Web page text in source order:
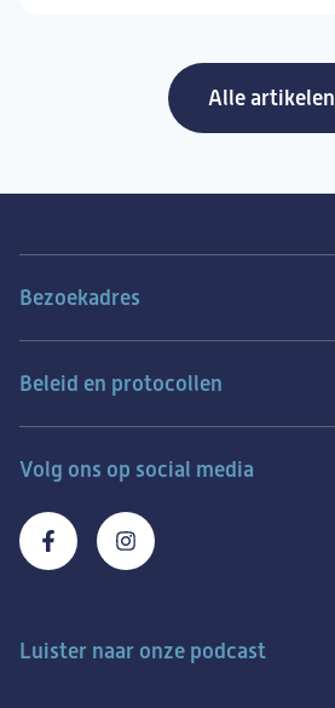
Alle artikelen
Bezoekadres
Volg ons op social media
Luister naar onze podcast
Beleid en protocollen